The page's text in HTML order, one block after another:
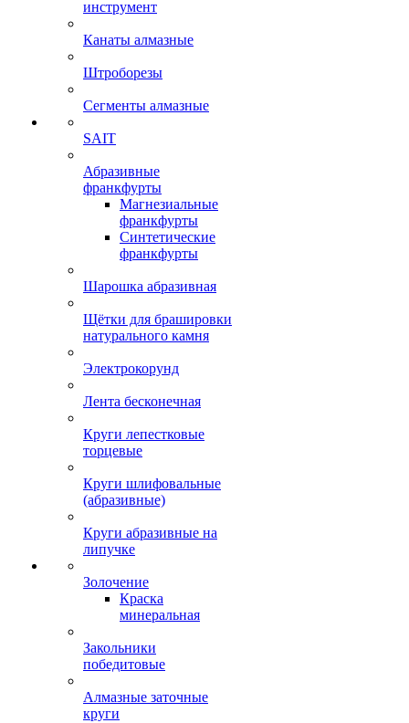
инструмент
Канаты алмазные
Штроборезы
Сегменты алмазные
SAIT
Абразивные
франкфурты
Магнезиальные
франкфурты
Синтетические
франкфурты
Шарошка абразивная
Щётки для брашировки
натурального камня
Электрокорунд
Лента бесконечная
Круги лепестковые
торцевые
Круги шлифовальные
(абразивные)
Круги абразивные на
липучке
Золочение
Краска
минеральная
Закольники
победитовые
Алмазные заточные
круги